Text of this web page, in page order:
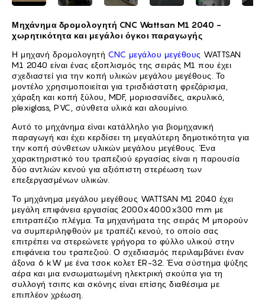
Μηχάνημα δρομολογητή CNC Wattsan M1 2040 -
χωρητικότητα και μεγάλοι όγκοι παραγωγής
Η μηχανή δρομολογητή CNC μεγάλου μεγέθους WATTSAN
M1 2040 είναι ένας εξοπλισμός της σειράς M1 που έχει
σχεδιαστεί για την κοπή υλικών μεγάλου μεγέθους. Το
μοντέλο χρησιμοποιείται για τρισδιάστατη φρεζάρισμα,
χάραξη και κοπή ξύλου, MDF, μοριοσανίδες, ακρυλικό,
plexiglass, PVC, σύνθετα υλικά και αλουμίνιο.
Αυτό το μηχάνημα είναι κατάλληλο για βιομηχανική
παραγωγή και έχει κερδίσει τη μεγαλύτερη δημοτικότητα για
την κοπή σύνθετων υλικών μεγάλου μεγέθους. Ένα
χαρακτηριστικό του τραπεζιού εργασίας είναι η παρουσία
δύο αντλιών κενού για αξιόπιστη στερέωση των
επεξεργασμένων υλικών.
Το μηχάνημα μεγάλου μεγέθους WATTSAN M1 2040 έχει
μεγάλη επιφάνεια εργασίας 2000x4000x300 mm με
επιτραπέζιο πλέγμα. Τα μηχανήματα της σειράς M μπορούν
να συμπεριληφθούν με τραπέζι κενού, το οποίο σας
επιτρέπει να στερεώνετε γρήγορα το φύλλο υλικού στην
επιφάνεια του τραπεζιού. Ο σχεδιασμός περιλαμβάνει έναν
άξονα 6 kW με ένα τσοκ κολετ ER-32. Ένα σύστημα ψύξης
αέρα και μια ενσωματωμένη ηλεκτρική σκούπα για τη
συλλογή τσιπς και σκόνης είναι επίσης διαθέσιμα με
επιπλέον χρέωση.